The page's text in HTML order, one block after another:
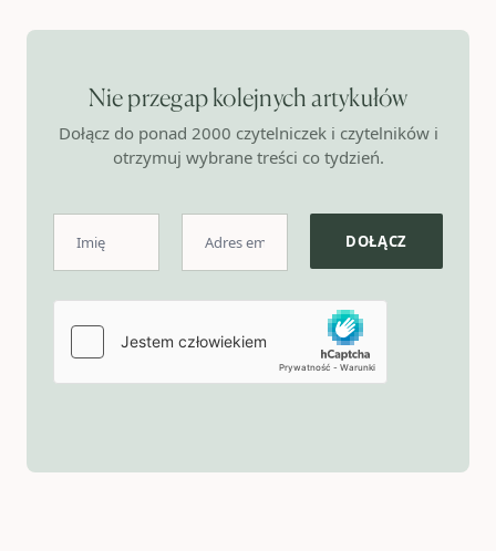
Nie przegap kolejnych artykułów
Dołącz do ponad 2000 czytelniczek i czytelników i
otrzymuj wybrane treści co tydzień.